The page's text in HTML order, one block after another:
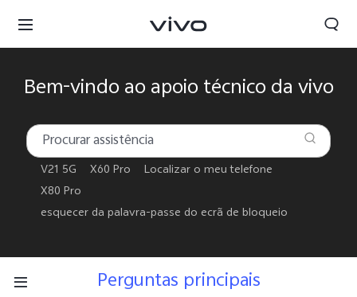
Bem-vindo ao apoio técnico da vivo
V21 5G X60 Pro
Localizar o meu telefone
X80 Pro
esquecer da palavra-passe do ecrã de bloqueio
Perguntas principais